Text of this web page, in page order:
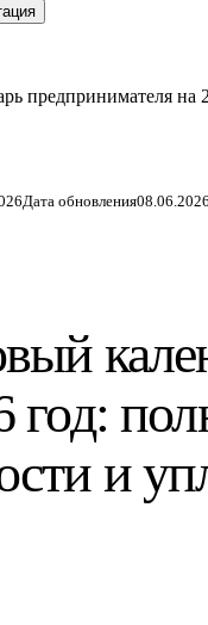
предпринимателя на
Дата обновления08.06.2026
год:
и